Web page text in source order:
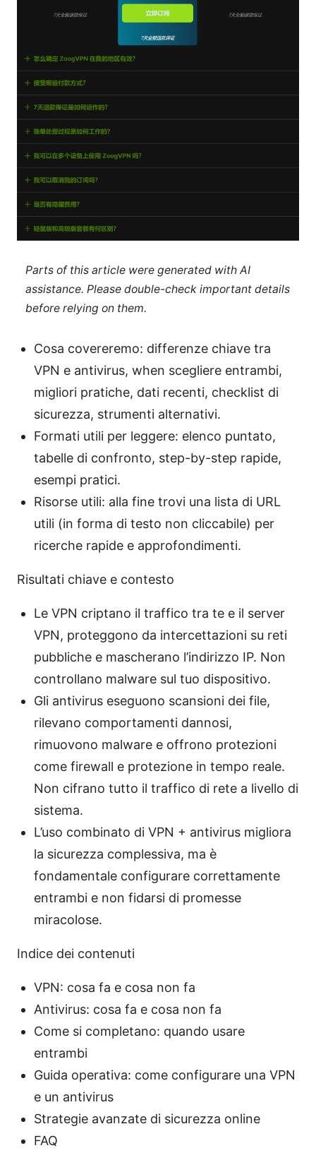
Parts of this article were generated with AI
assistance. Please double-check important details
before relying on them.
Cosa covereremo: differenze chiave tra
VPN e antivirus, when scegliere entrambi,
migliori pratiche, dati recenti, checklist di
sicurezza, strumenti alternativi.
Formati utili per leggere: elenco puntato,
tabelle di confronto, step-by-step rapide,
esempi pratici.
Risorse utili: alla fine trovi una lista di URL
utili (in forma di testo non cliccabile) per
ricerche rapide e approfondimenti.
Risultati chiave e contesto
Le VPN criptano il traffico tra te e il server
VPN, proteggono da intercettazioni su reti
pubbliche e mascherano l’indirizzo IP. Non
controllano malware sul tuo dispositivo.
Gli antivirus eseguono scansioni dei file,
rilevano comportamenti dannosi,
rimuovono malware e offrono protezioni
come firewall e protezione in tempo reale.
Non cifrano tutto il traffico di rete a livello di
sistema.
L’uso combinato di VPN + antivirus migliora
la sicurezza complessiva, ma è
fondamentale configurare correttamente
entrambi e non fidarsi di promesse
miracolose.
Indice dei contenuti
VPN: cosa fa e cosa non fa
Antivirus: cosa fa e cosa non fa
Come si completano: quando usare
entrambi
Guida operativa: come configurare una VPN
e un antivirus
Strategie avanzate di sicurezza online
FAQ